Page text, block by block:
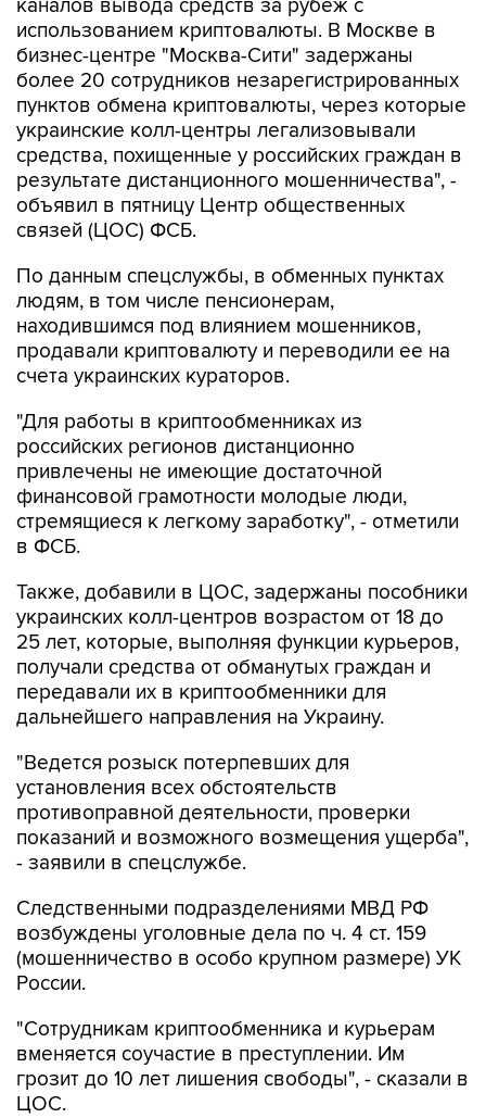
каналов вывода средств за рубеж с
использованием криптовалюты. В Москве в
бизнес-центре "Москва-Сити" задержаны
более 20 сотрудников незарегистрированных
пунктов обмена криптовалюты, через которые
украинские колл-центры легализовывали
средства, похищенные у российских граждан в
результате дистанционного мошенничества", -
объявил в пятницу Центр общественных
связей (ЦОС) ФСБ.
По данным спецслужбы, в обменных пунктах
людям, в том числе пенсионерам,
находившимся под влиянием мошенников,
продавали криптовалюту и переводили ее на
счета украинских кураторов.
"Для работы в криптообменниках из
российских регионов дистанционно
привлечены не имеющие достаточной
финансовой грамотности молодые люди,
стремящиеся к легкому заработку", - отметили
в ФСБ.
Также, добавили в ЦОС, задержаны пособники
украинских колл-центров возрастом от 18 до
25 лет, которые, выполняя функции курьеров,
получали средства от обманутых граждан и
передавали их в криптообменники для
дальнейшего направления на Украину.
"Ведется розыск потерпевших для
установления всех обстоятельств
противоправной деятельности, проверки
показаний и возможного возмещения ущерба",
- заявили в спецслужбе.
Следственными подразделениями МВД РФ
возбуждены уголовные дела по ч. 4 ст. 159
(мошенничество в особо крупном размере) УК
России.
"Сотрудникам криптообменника и курьерам
вменяется соучастие в преступлении. Им
грозит до 10 лет лишения свободы", - сказали в
ЦОС.